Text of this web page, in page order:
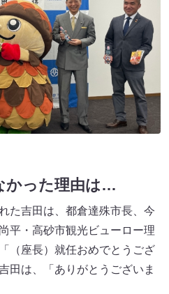
かった理由は…
た吉田は、都倉達殊市長、今
平・高砂市観光ビューロー理
（座長）就任おめでとうござ
田は、「ありがとうございま